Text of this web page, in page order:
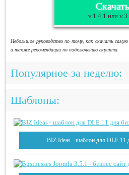
v.1.4.1 или
Небольшое руководство по тому, как скачать
а также рекомендации по подключению скрипта.
Популярное за неделю:
Шаблоны:
BIZ Ideas - шаблон для DLE 11